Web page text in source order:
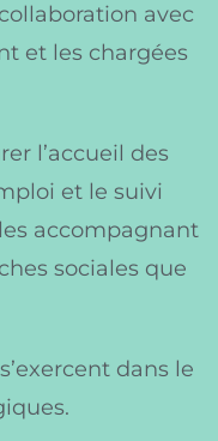
avec
et les chargées
l’accueil des
et le suivi
accompagnant
sociales que
dans le